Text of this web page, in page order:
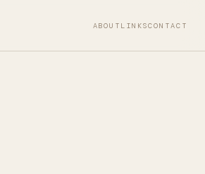
ABOUT LINKSCONTACT